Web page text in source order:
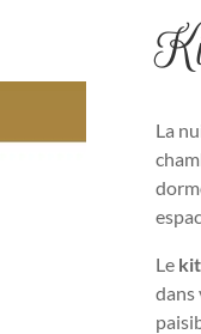
La
Le
dans